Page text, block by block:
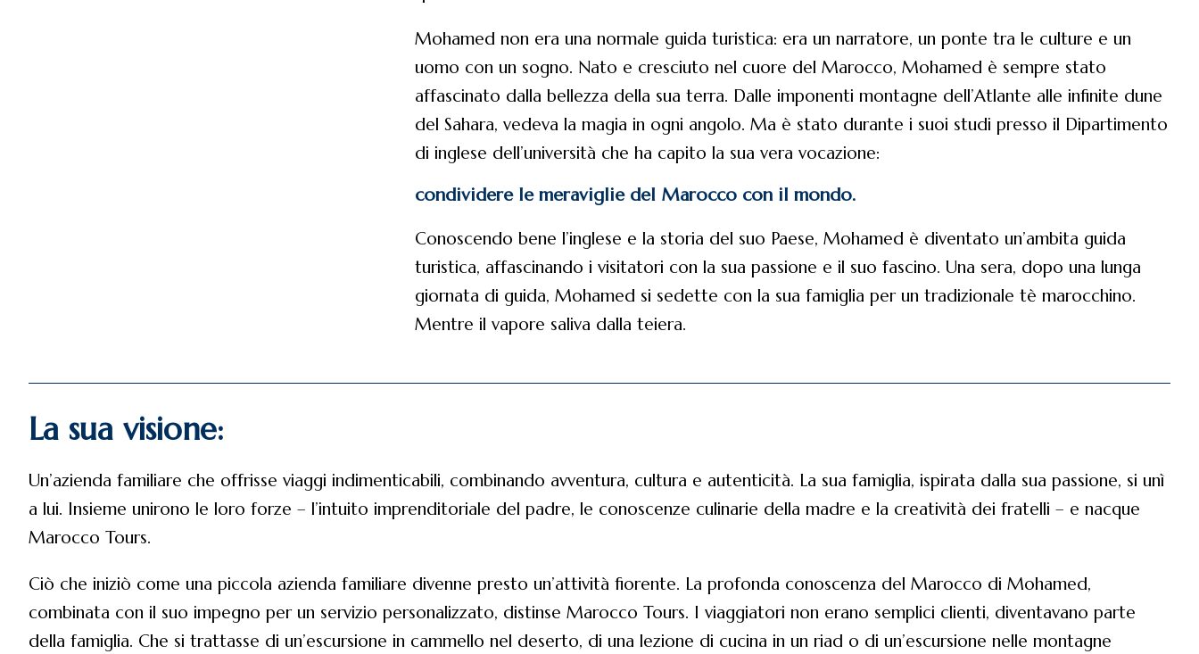
Mohamed non era una normale guida turistica: era un narratore, un ponte tra le culture e un
uomo con un sogno. Nato e cresciuto nel cuore del Marocco, Mohamed è sempre stato
affascinato dalla bellezza della sua terra. Dalle imponenti montagne dell’Atlante alle infinite dune
del Sahara, vedeva la magia in ogni angolo. Ma è stato durante i suoi studi presso il Dipartimento
di inglese dell’università che ha capito la sua vera vocazione:
condividere le meraviglie del Marocco con il mondo.
Conoscendo bene l’inglese e la storia del suo Paese, Mohamed è diventato un’ambita guida
turistica, affascinando i visitatori con la sua passione e il suo fascino. Una sera, dopo una lunga
giornata di guida, Mohamed si sedette con la sua famiglia per un tradizionale tè marocchino.
Mentre il vapore saliva dalla teiera.
La sua visione:
Un’azienda familiare che offrisse viaggi indimenticabili, combinando avventura, cultura e autenticità. La sua famiglia, ispirata dalla sua passione, si unì
a lui. Insieme unirono le loro forze – l’intuito imprenditoriale del padre, le conoscenze culinarie della madre e la creatività dei fratelli – e nacque
Marocco Tours.
Ciò che iniziò come una piccola azienda familiare divenne presto un’attività fiorente. La profonda conoscenza del Marocco di Mohamed,
combinata con il suo impegno per un servizio personalizzato, distinse Marocco Tours. I viaggiatori non erano semplici clienti, diventavano parte
della famiglia. Che si trattasse di un’escursione in cammello nel deserto, di una lezione di cucina in un riad o di un’escursione nelle montagne